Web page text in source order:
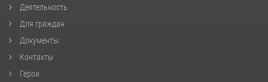
Деятельность
Для граждан
Документы
Контакты
Герои